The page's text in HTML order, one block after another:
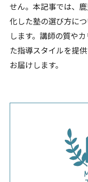
せん。本記事では、
化した塾の選び方に
します。講師の質や
た指導スタイルを提
お届けします。